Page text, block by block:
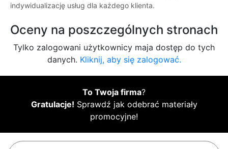
indywidualizację usług dla każdego klienta.
Oceny na poszczególnych stronach
Tylko zalogowani użytkownicy maja dostęp do tych
danych. Kliknij, aby się zalogować.
To Twoja firma?
Gratulacje! Sprawdź jak odebrać materiały
promocyjne!